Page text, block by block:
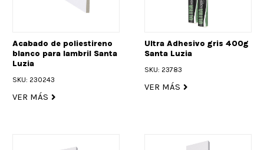
Acabado de poliestireno
blanco para lambril Santa
Luzia
SKU: 230243
VER MÁS
Ultra Adhesivo gris 400g
Santa Luzia
SKU: 23783
VER MÁS